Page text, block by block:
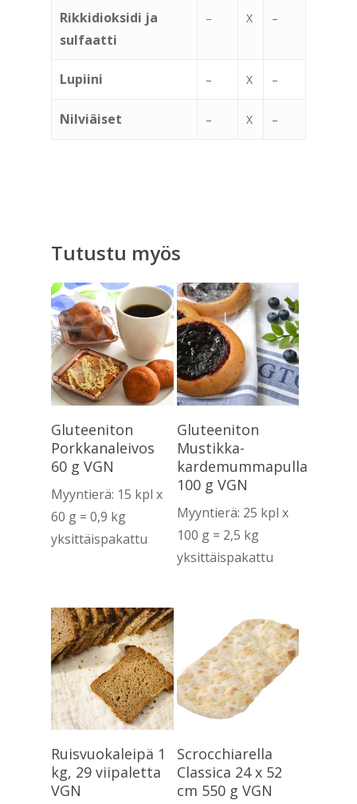
Rikkidioksidi ja
sulfaatti
– X –
Lupiini – X –
Nilviäiset – X –
Tutustu myös
Lue Lisää
Gluteeniton
Porkkanaleivos
60 g VGN
Myyntierä: 15 kpl x
60 g = 0,9 kg
yksittäispakattu
Lue Lisää
Gluteeniton
Mustikka-
kardemummapulla
100 g VGN
Myyntierä: 25 kpl x
100 g = 2,5 kg
yksittäispakattu
Lue Lisää
Ruisvuokaleipä 1
kg, 29 viipaletta
VGN
Lue Lisää
Scrocchiarella
Classica 24 x 52
cm 550 g VGN